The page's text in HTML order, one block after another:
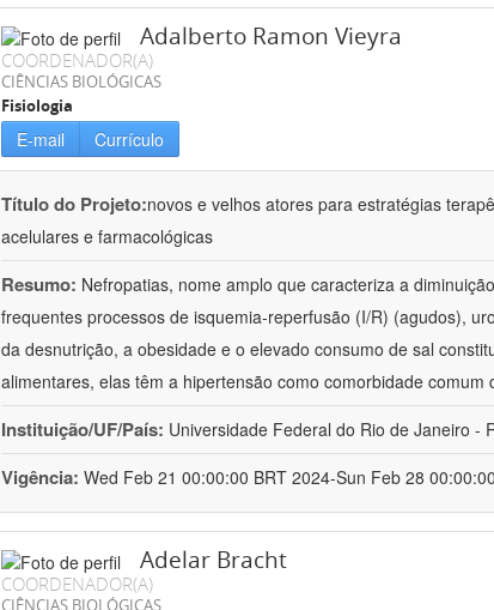
Adalberto Ramon Vieyra
COORDENADOR(A)
CIÊNCIAS BIOLÓGICAS
Fisiologia
E-mail Currículo
Título do Projeto:novos e velhos atores para estratégias
acelulares e farmacológicas
Resumo: Nefropatias, nome amplo que caracteriza a
frequentes processos de isquemia-reperfusão (I/R) (agudos),
da desnutrição, a obesidade e o elevado consumo de sal
alimentares, elas têm a hipertensão como comorbidade comum
Instituição/UF/País: Universidade Federal do Rio de Janeiro -
Vigência: Wed Feb 21 00:00:00 BRT 2024-Sun Feb 28
Adelar Bracht
COORDENADOR(A)
CIÊNCIAS BIOLÓGICAS